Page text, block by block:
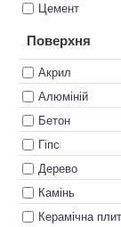
Цемент
Поверхня
Акрил
Алюміній
Бетон
Гіпс
Дерево
Камінь
Керамічна